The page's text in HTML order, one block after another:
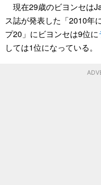
現在29歳のビヨンセは
ス誌が発表した「2010年
プ20」にビヨンセは9位に
しては1位になっている。